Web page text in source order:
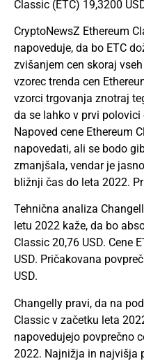
Classic (ETC) 19,3200
CryptoNewsZ Ethereum
napoveduje, da bo ETC
zvišanjem cen skoraj
vzorec trenda cen
vzorci trgovanja znotraj
da se lahko v prvi
Napoved cene Ethereum
napovedati, ali se bodo
zmanjšala, vendar je
bližnji čas do leta 2022.
Tehnična analiza
letu 2022 kaže, da bo
Classic 20,76 USD. Cene
USD. Pričakovana
USD.
Changelly pravi, da na
Classic v začetku leta
napovedujejo povprečno
2022. Najnižja in najvišja